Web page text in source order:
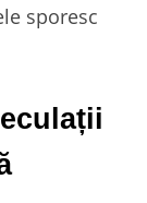
sporesc